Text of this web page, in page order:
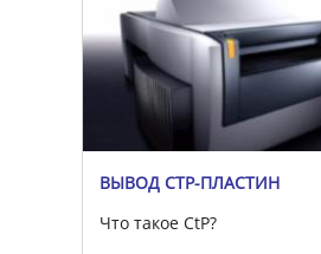
ВЫВОД CTP-ПЛАСТИН
Что такое CtP?